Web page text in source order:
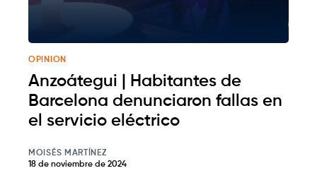
OPINION
Anzoátegui | Habitantes de
Barcelona denunciaron fallas en
el servicio eléctrico
MOISÉS MARTÍNEZ
18 de noviembre de 2024